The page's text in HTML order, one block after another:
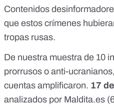
Contenidos
que estos crímenes
tropas rusas.
De nuestra muestra de 10
prorrusos o anti-
cuentas amplificaron. 17
analizados por Maldita.es